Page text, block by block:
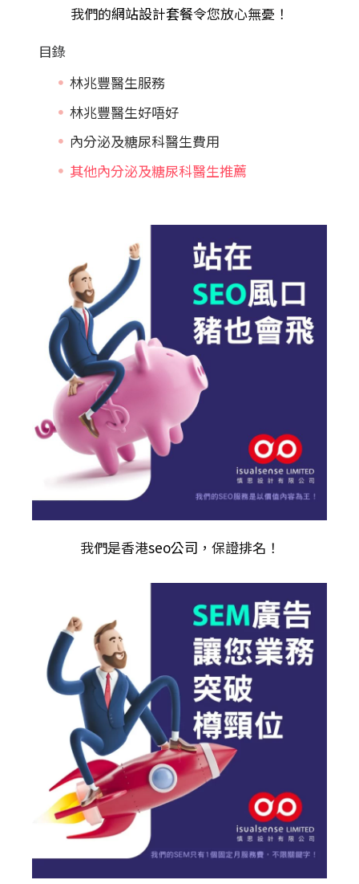
我們的網站設計套餐令您放心無憂！
目錄
林兆豐醫生服務
林兆豐醫生好唔好
內分泌及糖尿科醫生費用
其他內分泌及糖尿科醫生推薦
我們是香港seo公司 ，保證排名！